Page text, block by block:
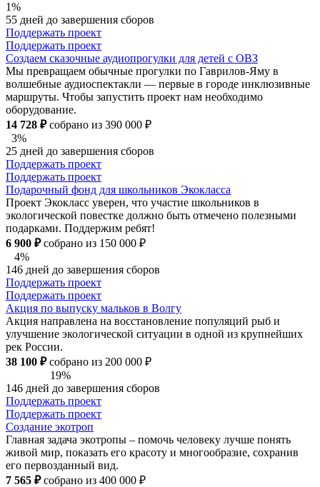
1%
55 дней до завершения сборов
Поддержать проект
Поддержать проект
Создаем сказочные аудиопрогулки для детей с ОВЗ
Мы превращаем обычные прогулки по Гаврилов-Яму в
волшебные аудиоспектакли — первые в городе инклюзивные
маршруты. Чтобы запустить проект нам необходимо
оборудование.
14 728 ₽собрано из 390 000 ₽
3%
25 дней до завершения сборов
Поддержать проект
Поддержать проект
Подарочный фонд для школьников Экокласса
Проект Экокласс уверен, что участие школьников в
экологической повестке должно быть отмечено полезными
подарками. Поддержим ребят!
6 900 ₽собрано из 150 000 ₽
4%
146 дней до завершения сборов
Поддержать проект
Поддержать проект
Акция по выпуску мальков в Волгу
Акция направлена на восстановление популяций рыб и
улучшение экологической ситуации в одной из крупнейших
рек России.
38 100 ₽собрано из 200 000 ₽
19%
146 дней до завершения сборов
Поддержать проект
Поддержать проект
Создание экотроп
Главная задача экотропы – помочь человеку лучше понять
живой мир, показать его красоту и многообразие, сохранив
его первозданный вид.
7 565 ₽собрано из 400 000 ₽